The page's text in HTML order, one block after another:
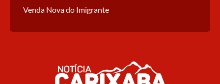
Venda Nova do Imigrante